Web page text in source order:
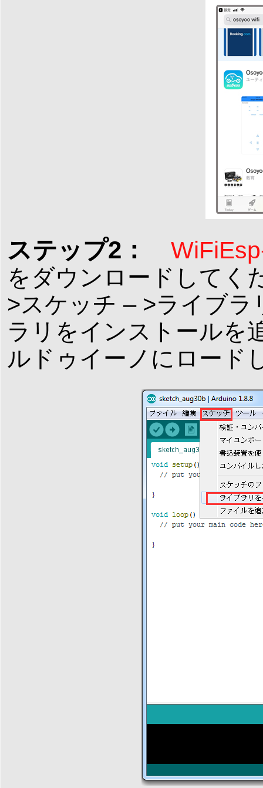
ステップ2：
をダウンロードしてく
>スケッチ – >ライブ
ラリをインストールを
ルドゥイーノにロード